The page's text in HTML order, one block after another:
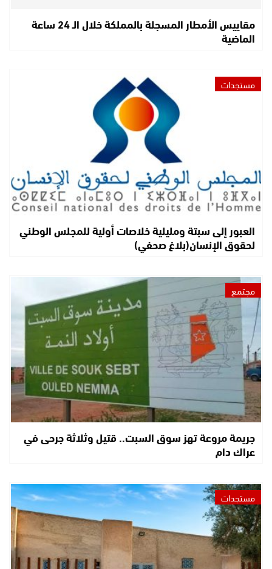
مقاييس الأمطار المسجلة بالمملكة خلال الـ 24 ساعة
الماضية
مستجدات
العبور إلى سبتة ومليلية خلاصات أولية للمجلس الوطني
لحقوق الإنسان(بلاغ صحفي)
مجتمع
جريمة مروعة تهز سوق السبت.. قتيل وثلاثة جرحى في
عراك دام
مستجدات